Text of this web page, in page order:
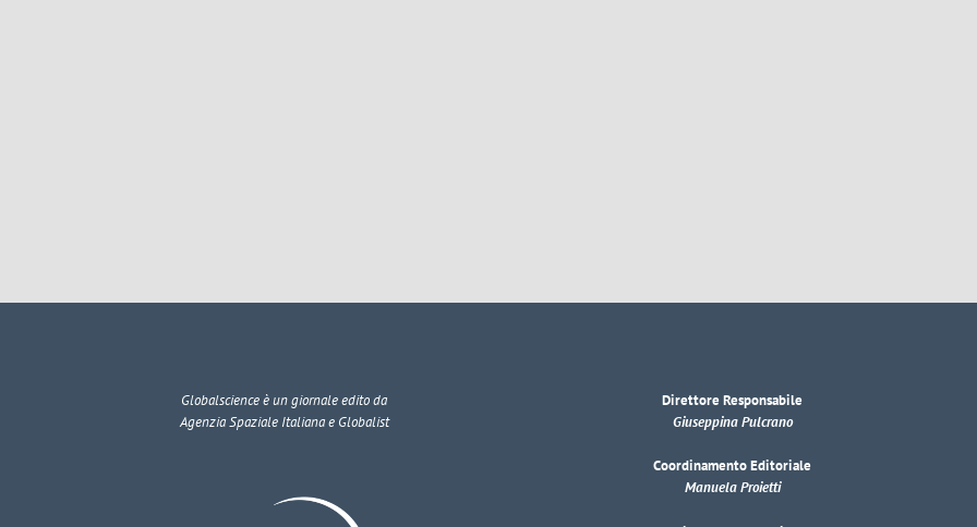
Globalscienceè un giornale edito da
Agenzia Spaziale Italiana e Globalist
Direttore Responsabile
Giuseppina Pulcrano
Coordinamento Editoriale
Manuela Proietti